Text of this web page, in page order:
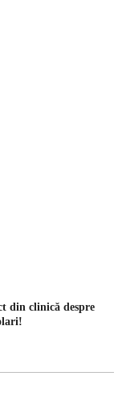
din clinică despre